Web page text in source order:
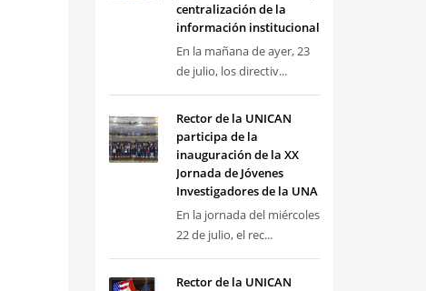
centralización de la
información institucional
En la mañana de ayer, 23
de julio, los directiv...
Rector de la UNICAN
participa de la
inauguración de la XX
Jornada de Jóvenes
Investigadores de la UNA
En la jornada del miércoles
22 de julio, el rec...
Rector de la UNICAN